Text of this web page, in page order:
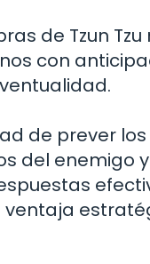
de Tzun
con
de prever los
del enemigo
ventaja